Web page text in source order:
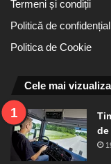
Termeni și condiții
Politică de
Politica de Cookie
Cele mai
de